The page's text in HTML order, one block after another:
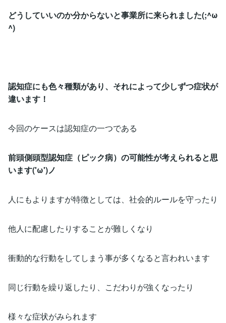
どうしていいのか分からないと事業所に来られました(;^ω
^)
認知症にも色々種類があり、それによって少しずつ症状が
違います！
今回のケースは認知症の一つである
前頭側頭型認知症（ピック病）の可能性が考えられると思
います('ω')ノ
人にもよりますが特徴としては、社会的ルールを守ったり
他人に配慮したりすることが難しくなり
衝動的な行動をしてしまう事が多くなると言われいます
同じ行動を繰り返したり、こだわりが強くなったり
様々な症状がみられます